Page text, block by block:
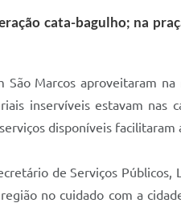
cata-bagulho; na
São Marcos aproveitaram
inservíveis estavam nas
disponíveis
de Serviços
no cuidado com a